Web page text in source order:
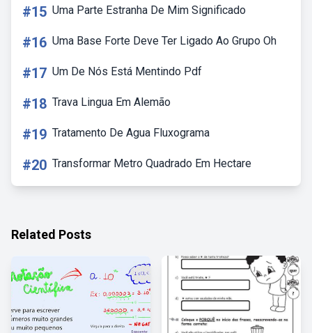
#15 Uma Parte Estranha De Mim Significado
#16 Uma Base Forte Deve Ter Ligado Ao Grupo Oh
#17 Um De Nós Está Mentindo Pdf
#18 Trava Lingua Em Alemão
#19 Tratamento De Agua Fluxograma
#20 Transformar Metro Quadrado Em Hectare
Related Posts